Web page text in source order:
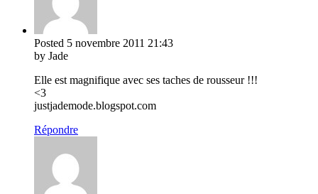
Posted 5 novembre 2011 21:43
by Jade
Elle est magnifique avec ses taches de rousseur !!!
<3
justjademode.blogspot.com
Répondre